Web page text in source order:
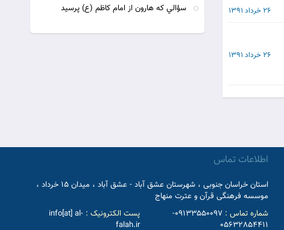
26 خرداد 1391
26 خرداد 1391
سؤالي كه هارون از امام كاظم (ع) پرسيد
اطلاعات تماس
استان خراسان جنوبی ، شهرستان عشق آباد - عشق آباد ، میدان 15 خرداد ،
موسسه فرهنگی قرآن و عترت منهاج
شماره تماس :
09133550097-
05632854411
پست الکترونیک : info[at] al-
falah.ir